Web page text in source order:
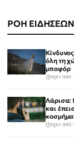
ΡΟΗ ΕΙΔΗΣΕΩΝ
όλη τη
μποφόρ
πριν από
Λάρισα:
και
πριν από